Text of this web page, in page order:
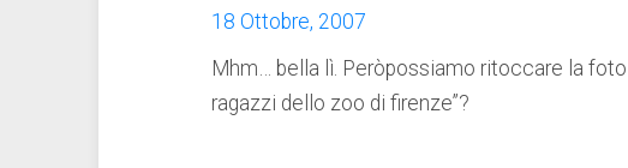
18 Ottobre, 2007
Mhm… bella lì. Peròpossiamo ritoccare la
ragazzi dello zoo di firenze”?